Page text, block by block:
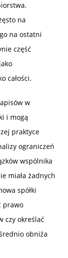
na
na ostatni
część
całości.
w
i mogą
praktyce
ograniczeń
wspólnika
miała żadnych
spółki
prawo
czy określać
obniża